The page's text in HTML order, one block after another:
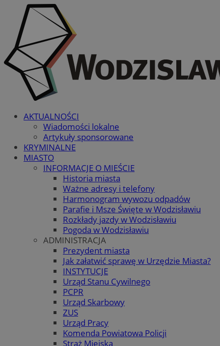
AKTUALNOŚCI
Wiadomości lokalne
Artykuły sponsorowane
KRYMINALNE
MIASTO
INFORMACJE O MIEŚCIE
Historia miasta
Ważne adresy i telefony
Harmonogram wywozu odpadów
Parafie i Msze Święte w Wodzisławiu
Rozkłady jazdy w Wodzisławiu
Pogoda w Wodzisławiu
ADMINISTRACJA
Prezydent miasta
Jak załatwić sprawę w Urzędzie Miasta?
INSTYTUCJE
Urząd Stanu Cywilnego
PCPR
Urząd Skarbowy
ZUS
Urząd Pracy
Komenda Powiatowa Policji
Straż Miejska